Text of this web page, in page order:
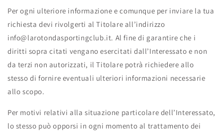
Per ogni ulteriore informazione e comunque per inviare la tua
richiesta devi rivolgerti al Titolare all’indirizzo
info@larotondasportingclub.it. Al fine di garantire che i
diritti sopra citati vengano esercitati dall’Interessato e non
da terzi non autorizzati, il Titolare potrà richiedere allo
stesso di fornire eventuali ulteriori informazioni necessarie
allo scopo.
Per motivi relativi alla situazione particolare dell’Interessato,
lo stesso può opporsi in ogni momento al trattamento dei